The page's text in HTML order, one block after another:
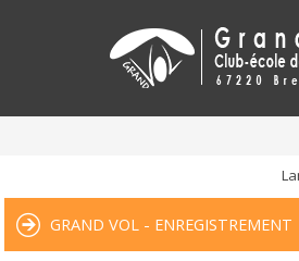
GRAND VOL - ENREGISTREMENT